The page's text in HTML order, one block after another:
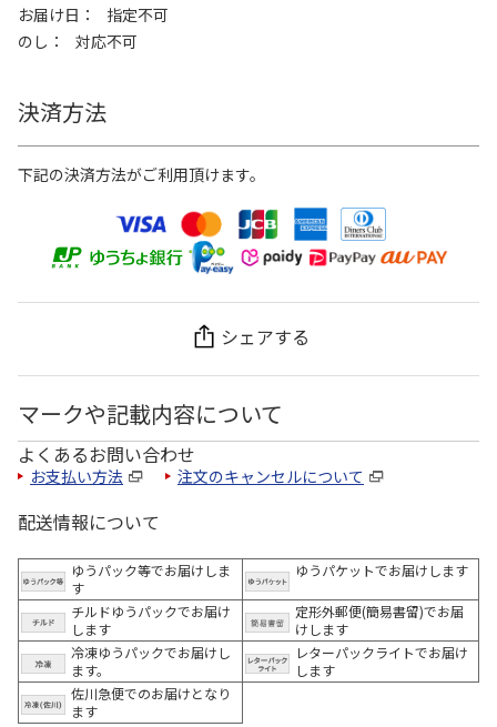
お届け日
指定不可
のし
対応不可
決済方法
下記の決済方法がご利用頂けます。
シェアする
マークや記載内容について
よくあるお問い合わせ
お支払い方法 注文のキャンセルについて
配送情報について
ゆうパック等でお届けしま
す
ゆうパケットでお届けします
チルドゆうパックでお届け
します
定形外郵便(簡易書留)でお届
けします
冷凍ゆうパックでお届けし
ます。
レターパックライトでお届け
します
佐川急便でのお届けとなり
ます